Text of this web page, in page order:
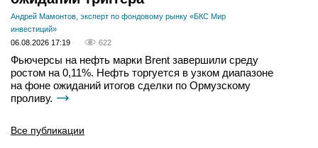
Андрей Мамонтов, эксперт по фондовому рынку «БКС Мир
инвестиций»
06.08.2026 17:19
622
Фьючерсы на нефть марки Brent завершили среду
ростом на 0,11%. Нефть торгуется в узком диапазоне
на фоне ожиданий итогов сделки по Ормузскому
проливу.
Все публикации